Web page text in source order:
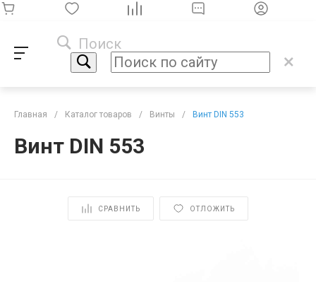
Поиск
Главная / Каталог товаров / Винты / Винт DIN 553
Винт DIN 553
СРАВНИТЬ ОТЛОЖИТЬ